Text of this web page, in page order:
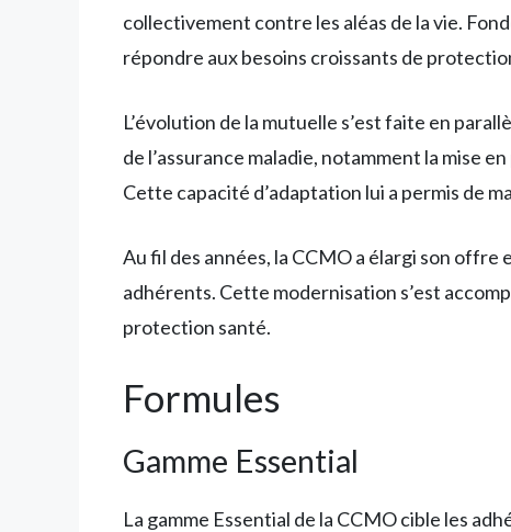
collectivement contre les aléas de la vie.
répondre aux besoins croissants de
L’évolution de la mutuelle s’est faite en
de l’assurance maladie, notamment la mise
Cette capacité d’adaptation lui a permis de
Au fil des années, la CCMO a élargi son
adhérents. Cette modernisation s’est
protection santé.
Formules
Gamme Essential
La gamme Essential de la CCMO cible les